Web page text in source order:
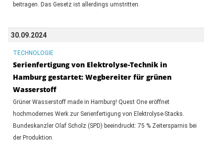
beitragen. Das Gesetz ist allerdings umstritten.
30.09.2024
TECHNOLOGIE
Serienfertigung von Elektrolyse-Technik in
Hamburg gestartet: Wegbereiter für grünen
Wasserstoff
Grüner Wasserstoff made in Hamburg! Quest One eröffnet
hochmodernes Werk zur Serienfertigung von Elektrolyse-Stacks.
Bundeskanzler Olaf Scholz (SPD) beeindruckt: 75 % Zeitersparnis bei
der Produktion.